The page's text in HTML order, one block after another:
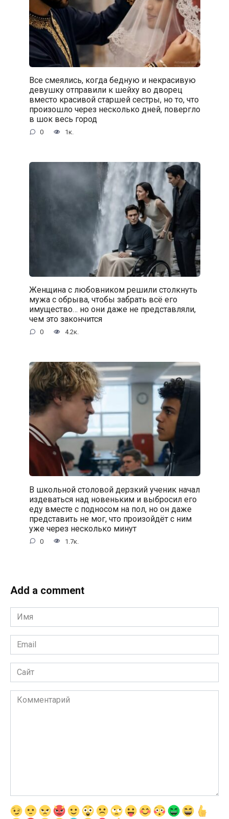
Все смеялись, когда бедную и некрасивую
девушку отправили к шейху во дворец
вместо красивой старшей сестры, но то, что
произошло через несколько дней, повергло
в шок весь город
0 1к.
Женщина с любовником решили столкнуть
мужа с обрыва, чтобы забрать всё его
имущество… но они даже не представляли,
чем это закончится
0 4.2к.
В школьной столовой дерзкий ученик начал
издеваться над новеньким и выбросил его
еду вместе с подносом на пол, но он даже
представить не мог, что произойдёт с ним
уже через несколько минут
0 1.7к.
Add a comment
Имя
*
Email
*
Сайт
Комментарий